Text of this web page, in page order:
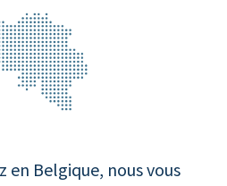
en Belgique, nous vous